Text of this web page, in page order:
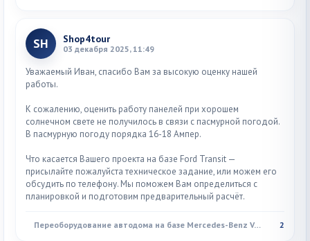
SH Shop4tour
03 декабря 2025, 11:49
Уважаемый Иван, спасибо Вам за высокую оценку нашей
работы.
К сожалению, оценить работу панелей при хорошем
солнечном свете не получилось в связи с пасмурной погодой.
В пасмурную погоду порядка 16-18 Ампер.
Что касается Вашего проекта на базе Ford Transit —
присылайте пожалуйста техническое задание, или можем его
обсудить по телефону. Мы поможем Вам определиться с
планировкой и подготовим предварительный расчёт.
Переоборудование автодома на базе Mercedes-Benz Vario 2